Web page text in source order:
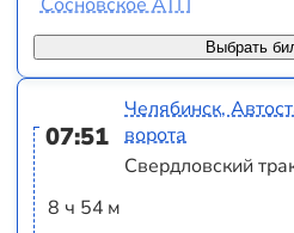
Выбрать
07:51
8 ч 54 м
Челябинск,
ворота
Свердловский